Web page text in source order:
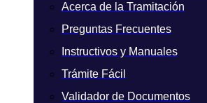
Acerca de la Tramitación
Preguntas Frecuentes
Instructivos y Manuales
Trámite Fácil
Validador de Documentos